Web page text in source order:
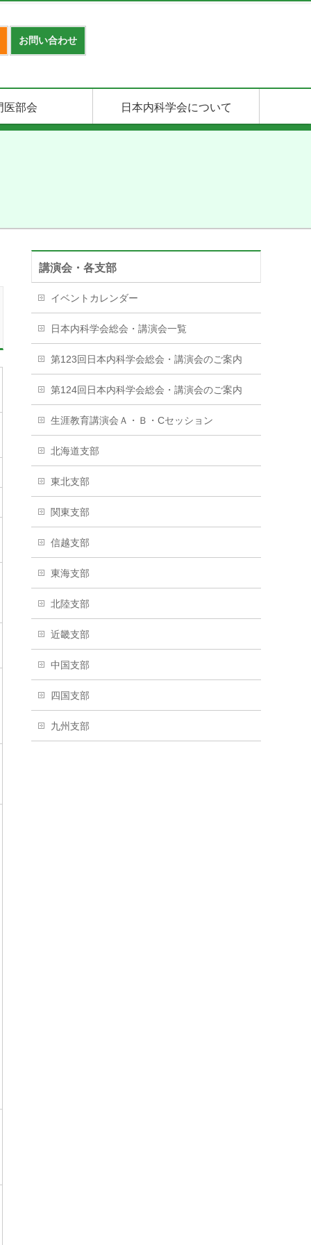
お問い合わせ
医部会 日本内科学会について
講演会・各支部
イベントカレンダー
日本内科学会総会・講演会一覧
第123回日本内科学会総会・講演会のご案内
第124回日本内科学会総会・講演会のご案内
生涯教育講演会Ａ・Ｂ・Cセッション
北海道支部
東北支部
関東支部
信越支部
東海支部
北陸支部
近畿支部
中国支部
四国支部
九州支部